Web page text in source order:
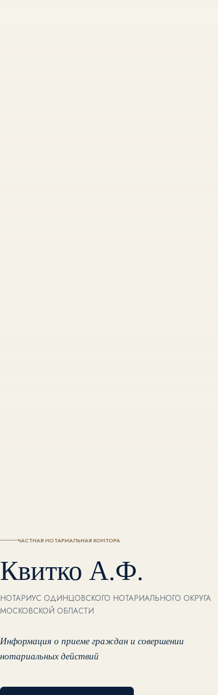
ЧАСТНАЯ НОТАРИАЛЬНАЯ КОНТОРА
Квитко А.Ф.
НОТАРИУС ОДИНЦОВСКОГО НОТАРИАЛЬНОГО ОКРУГА
МОСКОВСКОЙ ОБЛАСТИ
Информация о приеме граждан и совершении
нотариальных действий